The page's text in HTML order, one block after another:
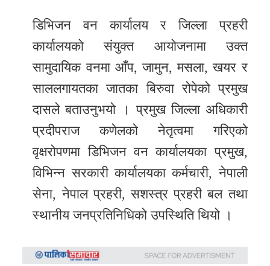
डिभिजन वन कार्यालय र जिल्ला प्रहरी
कार्यालयको संयुक्त आयोजनामा उक्त
सामुदायिक वनमा आँप, जामुन, मसला, खयर र
साललगायतका जातका बिरुवा रोपेको प्रमुख
दासले बताउनुभयो । प्रमुख जिल्ला अधिकारी
प्रदीपराज कणेलको नेतृत्वमा गरिएको
वृक्षरोपणमा डिभिजन वन कार्यालयका प्रमुख,
विभिन्न सरकारी कार्यालयका कर्मचारी, नेपाली
सेना, नेपाल प्रहरी, सशस्त्र प्रहरी बल तथा
स्थानीय जनप्रतिनिधिको उपस्थिति थियो ।